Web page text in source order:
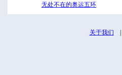
无处不在的奥运五环
关于我们